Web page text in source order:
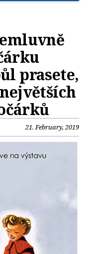
prasete,
21. February, 2019